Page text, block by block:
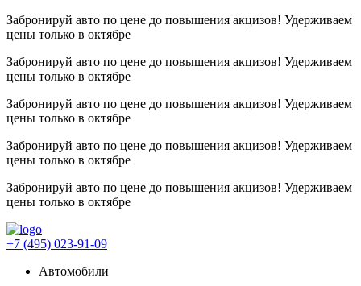
Забронируй авто по цене до повышения акцизов! Удерживаем
цены только в октябре
Забронируй авто по цене до повышения акцизов! Удерживаем
цены только в октябре
Забронируй авто по цене до повышения акцизов! Удерживаем
цены только в октябре
Забронируй авто по цене до повышения акцизов! Удерживаем
цены только в октябре
Забронируй авто по цене до повышения акцизов! Удерживаем
цены только в октябре
+7 (495) 023-91-09
Автомобили